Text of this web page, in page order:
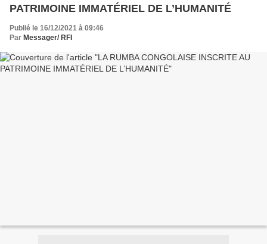
PATRIMOINE IMMATÉRIEL DE L’HUMANITÉ
Publié le 16/12/2021 à 09:46
Par Messager/ RFI